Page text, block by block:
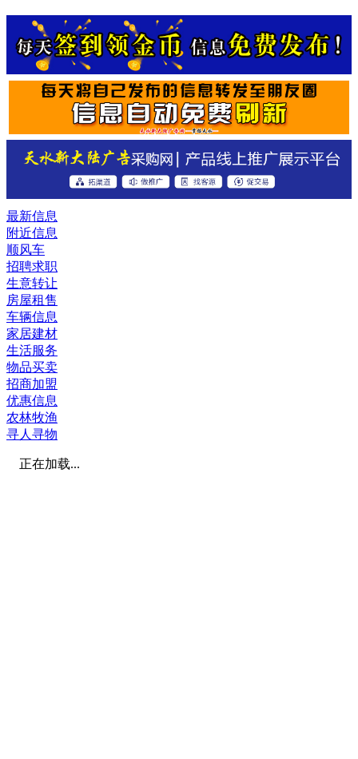
最新信息
附近信息
顺风车
招聘求职
生意转让
房屋租售
车辆信息
家居建材
生活服务
物品买卖
招商加盟
优惠信息
农林牧渔
寻人寻物
正在加载...